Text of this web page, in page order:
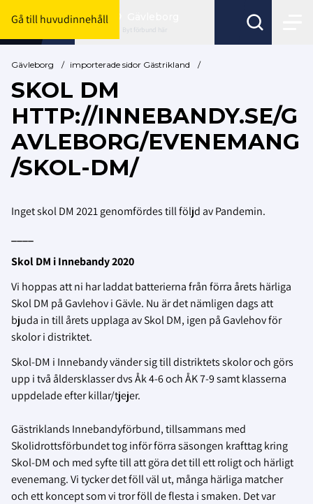
Gå till huvudinnehåll
Byt förbund här
Gävleborg / importerade sidor Gästrikland /
SKOL DM
HTTP://INNEBANDY.SE/G
AVLEBORG/EVENEMANG
/SKOL-DM/
Inget skol DM 2021 genomfördes till följd av Pandemin.
Skol DM i Innebandy 2020
Vi hoppas att ni har laddat batterierna från förra årets härliga
Skol DM på Gavlehov i Gävle. Nu är det nämligen dags att
bjuda in till årets upplaga av Skol DM, igen på Gavlehov för
skolor i distriktet.
Skol-DM i Innebandy vänder sig till distriktets skolor och görs
upp i två åldersklasser dvs Åk 4-6 och ÅK 7-9 samt klasserna
uppdelade efter killar/tjejer.
Gästriklands Innebandyförbund, tillsammans med
Skolidrottsförbundet tog inför förra säsongen krafttag kring
Skol-DM och med syfte till att göra det till ett roligt och härligt
evenemang. Vi tycker det föll väl ut, många härliga matcher
och ett koncept som vi tror föll de flesta i smaken. Det var